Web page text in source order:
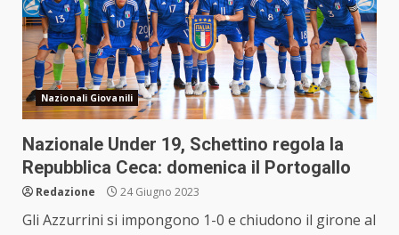
Nazionali Giovanili
Nazionale Under 19, Schettino regola la
Repubblica Ceca: domenica il Portogallo
Redazione 24 Giugno 2023
Gli Azzurrini si impongono 1-0 e chiudono il girone al